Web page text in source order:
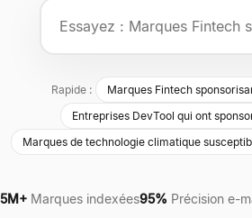
Rapide :
Marques Fintech
Entreprises DevTool qui ont
Marques de technologie climatique
5M+ Marques indexées95% Précision e-